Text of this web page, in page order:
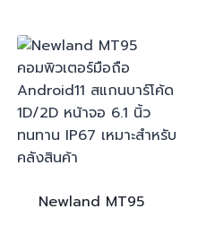
Newland MT95